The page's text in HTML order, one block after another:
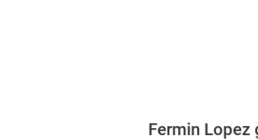
Fermin Lopez